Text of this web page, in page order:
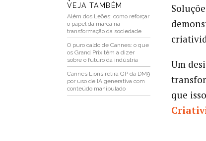
VEJA TAMBÉM
Além dos Leões: como reforçar
o papel da marca na
transformação da sociedade
O puro caldo de Cannes: o que
os Grand Prix têm a dizer
sobre o futuro da indústria
Cannes Lions retira GP da DM9
por uso de IA generativa com
conteúdo manipulado
Um
que